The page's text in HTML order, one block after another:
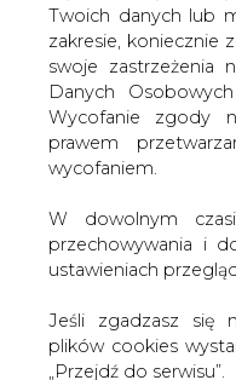
Twoich danych lub
zakresie, koniecznie
swoje zastrzeżenia
Danych
Wycofanie zgody
prawem
wycofaniem.
W dowolnym
przechowywania i
ustawieniach
Jeśli zgadzasz się
plików cookies
„Przejdź do serwisu”.
#Materiały
Artykuł powstał bez
Wydawca portalu CIRE
szkoleń treningowych
KOMENTARZE
TREŚĆ KOMENTARZA